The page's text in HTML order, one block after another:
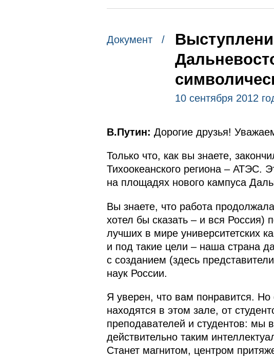
Документ /
10 сентября 2012
В.Путин: Дорогие друзья!
Только что, как вы знаете,
Тихоокеанского региона – АТЭС.
на площадях нового кампуса
Вы знаете, что работа
хотел бы сказать – и вся Россия)
лучших в мире университетских
и под такие цели – наша страна
с созданием (здесь
наук России.
Я уверен, что вам понравится. Но
находятся в этом зале, от
преподавателей и студентов: мы
действительно таким
Станет магнитом, центром